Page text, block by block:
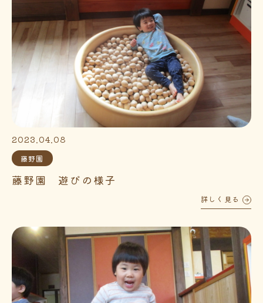
2023.04.08
藤野園
藤野園 遊びの様子
詳しく見る